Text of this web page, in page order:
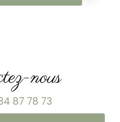
nous
87 78 73